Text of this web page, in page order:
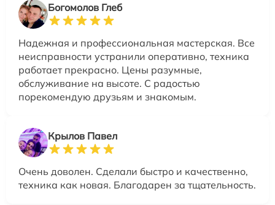
Богомолов Глеб
Надежная и профессиональная мастерская. Все
неисправности устранили оперативно, техника
работает прекрасно. Цены разумные,
обслуживание на высоте. С радостью
порекомендую друзьям и знакомым.
Крылов Павел
Очень доволен. Сделали быстро и качественно,
техника как новая. Благодарен за тщательность.